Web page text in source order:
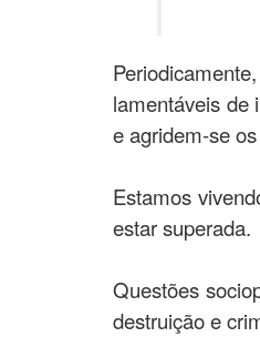
lamentáveis de
e agridem-se
Estamos
estar superada.
Questões
destruição e